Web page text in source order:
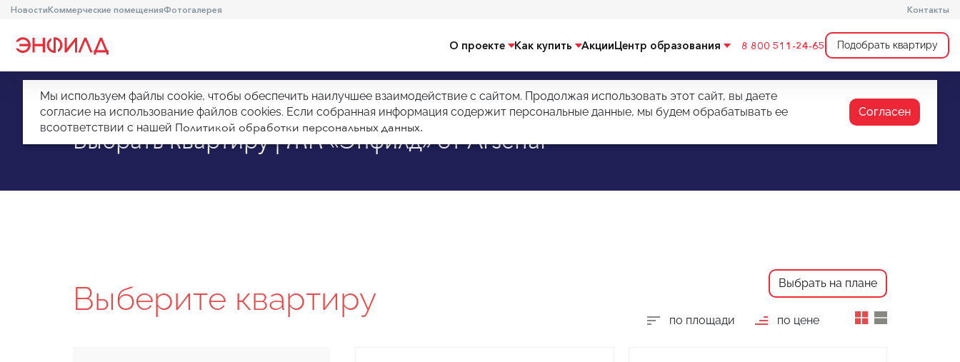
НовостиКоммерческие помещенияФотогалерея Контакты
О проекте Как купить АкцииЦентр образования 8 800 511-24-65 Подобрать квартиру
Главная Квартиры
Выбрать квартиру | ЖК «Энфилд» от Arsenal
Выберите квартиру Выбрать на плане
по площади по цене
Мы используем файлы cookie, чтобы обеспечить наилучшее взаимодействие с сайтом. Продолжая использовать этот сайт, вы даете
согласие на использование файлов cookies. Если собранная информация содержит персональные данные, мы будем обрабатывать ее
всоответствии с нашей Политикой обработки персональных данных.
Согласен